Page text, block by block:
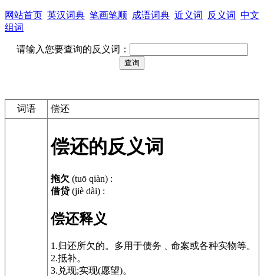
网站首页 英汉词典 笔画笔顺 成语词典 近义词 反义词 中文
组词
请输入您要查询的反义词：
词语 偿还
偿还的反义词
拖欠 (tuō qiàn) :
借贷 (jiè dài) :
偿还释义
1.归还所欠的。多用于债务﹑命案或各种实物等。
2.抵补。
3.兑现;实现(愿望)。